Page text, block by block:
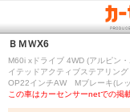
ＢＭＷX6
M60i xドライブ 4WD (アルピン
イテッドアクティブステアリ
OP22インチAW Mブレーキ(レ
この車はカーセンサーnetでの掲